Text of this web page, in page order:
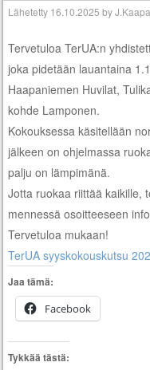
Lähetetty 16.10.2025 byJ.Kaapa
Tervetuloa TerUA:n
joka pidetään lauantaina
Haapaniemen Huvilat,
kohde Lamponen.
Kokouksessa käsitellään
jälkeen on ohjelmassa
palju on lämpimänä.
Jotta ruokaa riittää kaikille,
mennessä osoitteeseen
Tervetuloa mukaan!
TerUA syyskokouskutsu
Jaa tämä:
Facebook
Tykkää tästä: